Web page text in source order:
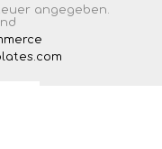
angegeben.